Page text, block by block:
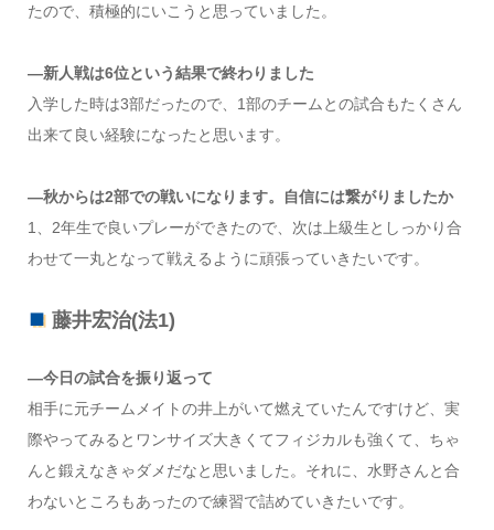
たので、積極的にいこうと思っていました。
―新人戦は6位という結果で終わりました
入学した時は3部だったので、1部のチームとの試合もたくさん
出来て良い経験になったと思います。
―秋からは2部での戦いになります。自信には繋がりましたか
1、2年生で良いプレーができたので、次は上級生としっかり合
わせて一丸となって戦えるように頑張っていきたいです。
藤井宏治(法1)
―今日の試合を振り返って
相手に元チームメイトの井上がいて燃えていたんですけど、実
際やってみるとワンサイズ大きくてフィジカルも強くて、ちゃ
んと鍛えなきゃダメだなと思いました。それに、水野さんと合
わないところもあったので練習で詰めていきたいです。